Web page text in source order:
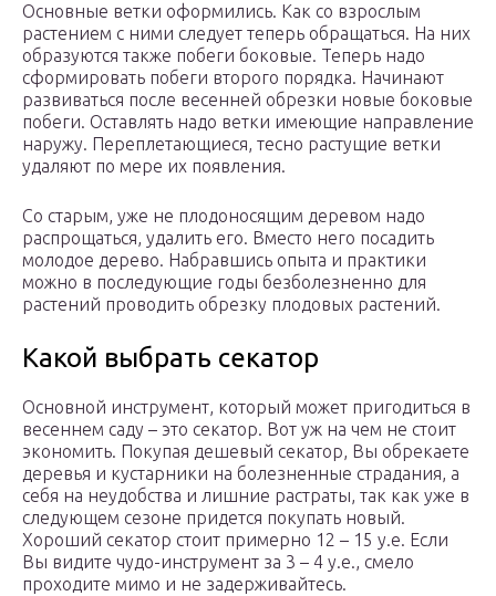
Основные ветки оформились. Как со взрослым
растением с ними следует теперь обращаться. На них
образуются также побеги боковые. Теперь надо
сформировать побеги второго порядка. Начинают
развиваться после весенней обрезки новые боковые
побеги. Оставлять надо ветки имеющие направление
наружу. Переплетающиеся, тесно растущие ветки
удаляют по мере их появления.
Со старым, уже не плодоносящим деревом надо
распрощаться, удалить его. Вместо него посадить
молодое дерево. Набравшись опыта и практики
можно в последующие годы безболезненно для
растений проводить обрезку плодовых растений.
Какой выбрать секатор
Основной инструмент, который может пригодиться в
весеннем саду – это секатор. Вот уж на чем не стоит
экономить. Покупая дешевый секатор, Вы обрекаете
деревья и кустарники на болезненные страдания, а
себя на неудобства и лишние растраты, так как уже в
следующем сезоне придется покупать новый.
Хороший секатор стоит примерно 12 – 15 у.е. Если
Вы видите чудо-инструмент за 3 – 4 у.е., смело
проходите мимо и не задерживайтесь.